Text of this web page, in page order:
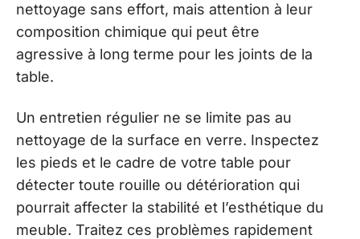
nettoyage sans effort, mais attention à leur
composition chimique qui peut être
agressive à long terme pour les joints de la
table.
Un entretien régulier ne se limite pas au
nettoyage de la surface en verre. Inspectez
les pieds et le cadre de votre table pour
détecter toute rouille ou détérioration qui
pourrait affecter la stabilité et l’esthétique du
meuble. Traitez ces problèmes rapidement